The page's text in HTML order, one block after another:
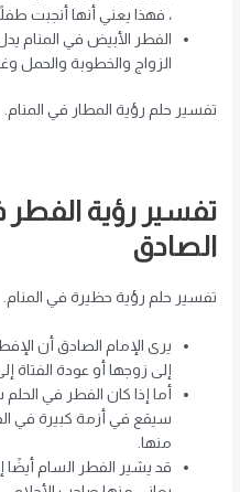
، فهذا يعني أنها أنجبت طفلاً
الفطر الأبيض في المنام
الزواج والخطوبة والحمل
تفسير حلم رؤية المطار في المنام.
تفسير رؤية الفطر
الصادق
تفسير حلم رؤية حظيرة في المنام.
يرى الإمام الصادق أن
إلى زوجها أو عودة الفتاة
أما إذا كان الفطر في
سيقع في أزمة كبيرة في
منها.
قد يشير الفطر السام أيضًا